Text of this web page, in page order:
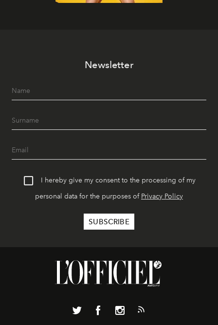
Newsletter
I hereby give my consent to the processing of my
personal data for the purposes of Privacy Policy